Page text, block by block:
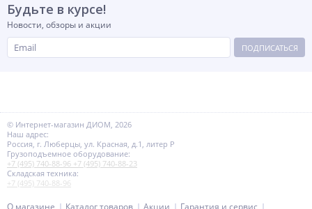
Будьте в курсе!
Новости, обзоры и акции
ПОДПИСАТЬСЯ
© Интернет-магазин ДИОМ, 2026
Наш адрес:
Россия, г. Люберцы, ул. Красная, д.1, литер Р
Грузоподъемное оборудование:
+7 (495) 740-88-96 +7 (495) 740-88-23
Складская техника:
+7 (495) 740-88-96
О магазине Каталог товаров Акции Гарантия и сервис